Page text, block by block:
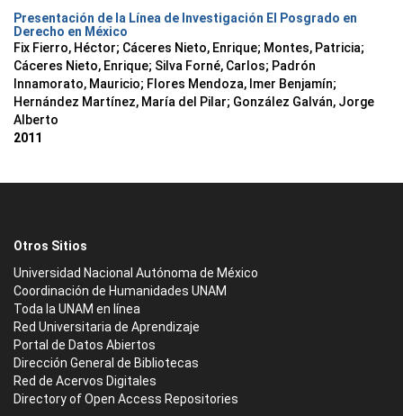
Presentación de la Línea de Investigación El Posgrado en
Derecho en México
Fix Fierro, Héctor; Cáceres Nieto, Enrique; Montes, Patricia;
Cáceres Nieto, Enrique; Silva Forné, Carlos; Padrón
Innamorato, Mauricio; Flores Mendoza, Imer Benjamín;
Hernández Martínez, María del Pilar; González Galván, Jorge
Alberto
2011
Otros Sitios
Universidad Nacional Autónoma de México
Coordinación de Humanidades UNAM
Toda la UNAM en línea
Red Universitaria de Aprendizaje
Portal de Datos Abiertos
Dirección General de Bibliotecas
Red de Acervos Digitales
Directory of Open Access Repositories